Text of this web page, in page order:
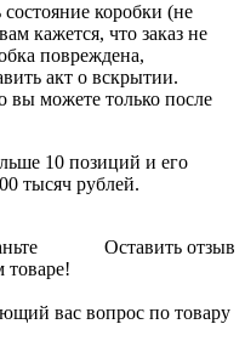
коробки (не
кажется, что заказ не
повреждена,
акт о вскрытии.
вы можете только после
10 позиций и его
тысяч рублей.
Оставить отзыв
товаре!
вас вопрос по товару